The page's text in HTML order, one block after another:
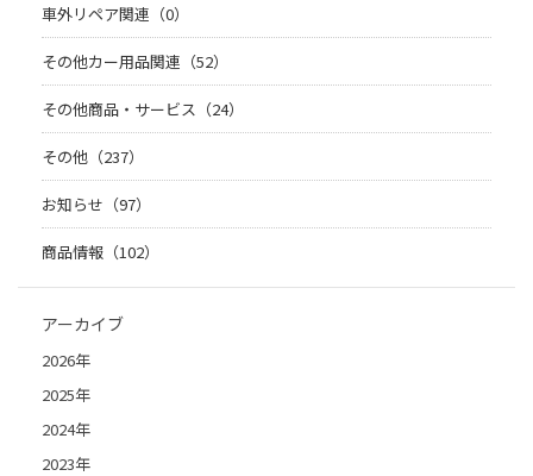
車外リペア関連（0）
その他カー用品関連（52）
その他商品・サービス（24）
その他（237）
お知らせ（97）
商品情報（102）
アーカイブ
2026年
2025年
2024年
2023年